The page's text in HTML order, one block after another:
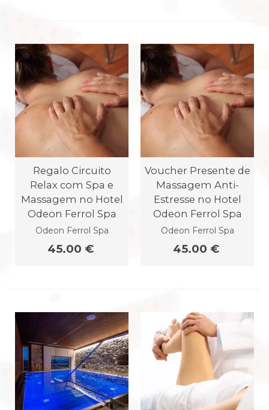
Regalo Circuito
Relax com Spa e
Massagem no Hotel
Odeon Ferrol Spa
Odeon Ferrol Spa
45.00 €
Voucher Presente de
Massagem Anti-
Estresse no Hotel
Odeon Ferrol Spa
Odeon Ferrol Spa
45.00 €